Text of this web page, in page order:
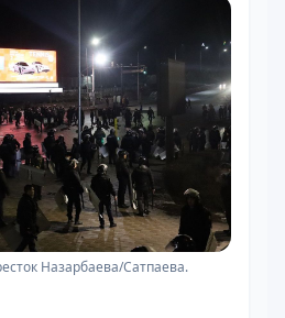
Назарбаева/Сатпаева.